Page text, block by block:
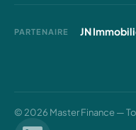
PARTENAIRE JN
© 2026 Master Finance —